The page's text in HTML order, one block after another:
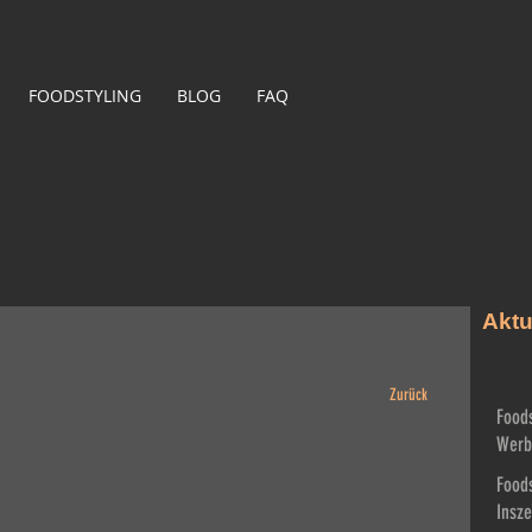
FOODSTYLING BLOG FAQ
Zurück
sind